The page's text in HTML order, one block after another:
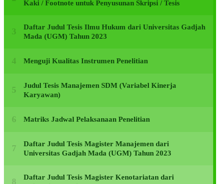
Kaki / Footnote untuk Penyusunan Skripsi / Tesis
Daftar Judul Tesis Ilmu Hukum dari Universitas Gadjah
Mada (UGM) Tahun 2023
Menguji Kualitas Instrumen Penelitian
Judul Tesis Manajemen SDM (Variabel Kinerja
Karyawan)
Matriks Jadwal Pelaksanaan Penelitian
Daftar Judul Tesis Magister Manajemen dari
Universitas Gadjah Mada (UGM) Tahun 2023
Daftar Judul Tesis Magister Kenotariatan dari